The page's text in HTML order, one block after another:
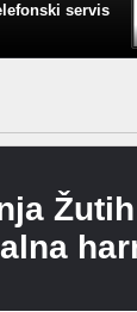
servis
Žutih